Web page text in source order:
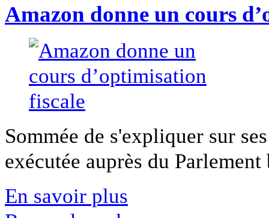
Amazon donne un cours
Sommée de s'expliquer sur
exécutée auprès du
En savoir plus